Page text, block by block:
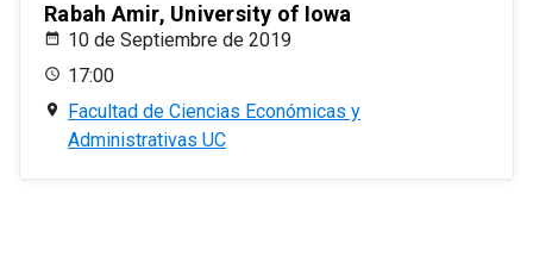
Rabah Amir, University of Iowa
10 de Septiembre de 2019
17:00
Facultad de Ciencias Económicas y
Administrativas UC